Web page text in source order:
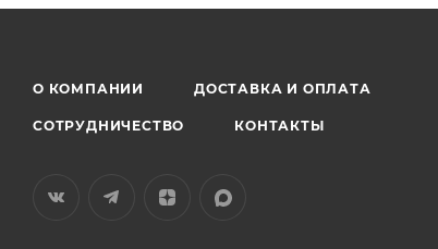
О КОМПАНИИ ДОСТАВКА И ОПЛАТА
СОТРУДНИЧЕСТВО КОНТАКТЫ